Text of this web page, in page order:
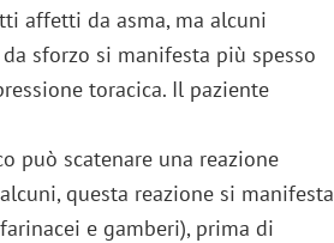
affetti da asma, ma alcuni
sforzo si manifesta più spesso
toracica. Il paziente
può scatenare una reazione
questa reazione si manifesta
e gamberi), prima di